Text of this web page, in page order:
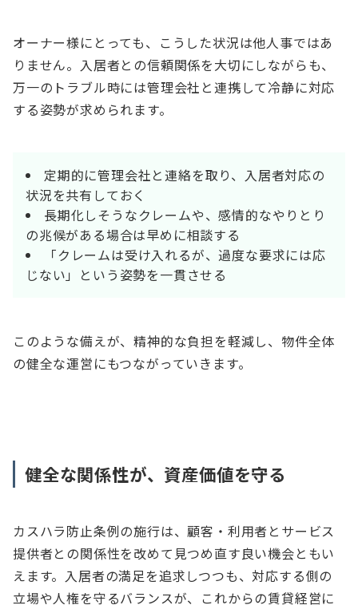
オーナー様にとっても、こうした状況は他人事ではあ
りません。入居者との信頼関係を大切にしながらも、
万一のトラブル時には管理会社と連携して冷静に対応
する姿勢が求められます。
定期的に管理会社と連絡を取り、入居者対応の
状況を共有しておく
長期化しそうなクレームや、感情的なやりとり
の兆候がある場合は早めに相談する
「クレームは受け入れるが、過度な要求には応
じない」という姿勢を一貫させる
このような備えが、精神的な負担を軽減し、物件全体
の健全な運営にもつながっていきます。
健全な関係性が、資産価値を守る
カスハラ防止条例の施行は、顧客・利用者とサービス
提供者との関係性を改めて見つめ直す良い機会ともい
えます。入居者の満足を追求しつつも、対応する側の
立場や人権を守るバランスが、これからの賃貸経営に